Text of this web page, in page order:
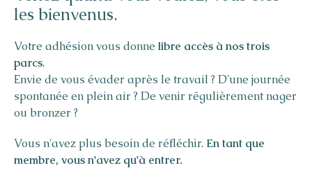
les bienvenus.
Votre adhésion vous donne libre accès à nos trois
parcs.
Envie de vous évader après le travail ? D'une journée
spontanée en plein air ? De venir régulièrement nager
ou bronzer ?
Vous n'avez plus besoin de réfléchir. En tant que
membre, vous n'avez qu'à entrer.
votre adhésion
quatre fois par an, lemagazine Athena
Accès gratuità tous les parcs Athena
10 % de réduction
sur le camping et les locations, toute
👉 Pour de nombreux membres, cela signifie
communes
Athena, ce n'est pas seulement être là, c'est aussi vivre
ensemble.
sauna inclus surHeliosetAthena Le Perron
également plus accessible : les loisirs quotidiens sont
inclus, ce qui réduit le prix d'entrée. Moins de